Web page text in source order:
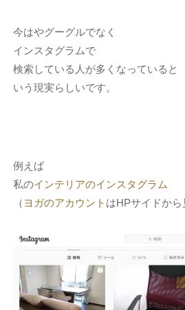
今はやグーグルでなく
インスタグラムで
検索している人が多くなっていると
いう現実らしいです。
例えば
私のインテリアのインスタグラム
（ ヨガのアカウント はHPサイドから